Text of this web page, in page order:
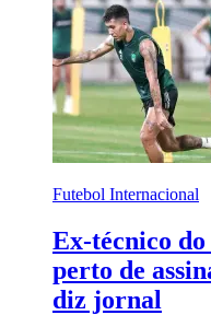
Futebol Internacional
Ex-técnico
perto de
diz jornal